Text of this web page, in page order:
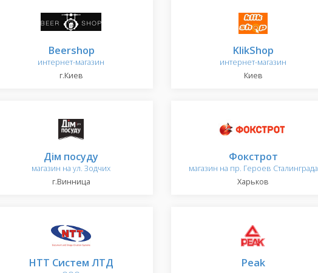
Beershop
интернет-магазин
г.Киев
KlikShop
интернет-магазин
Киев
Дім посуду
магазин на ул. Зодчих
г.Винница
Фокстрот
магазин на пр. Героев Сталинграда
Харьков
НТТ Систем ЛТД Peak